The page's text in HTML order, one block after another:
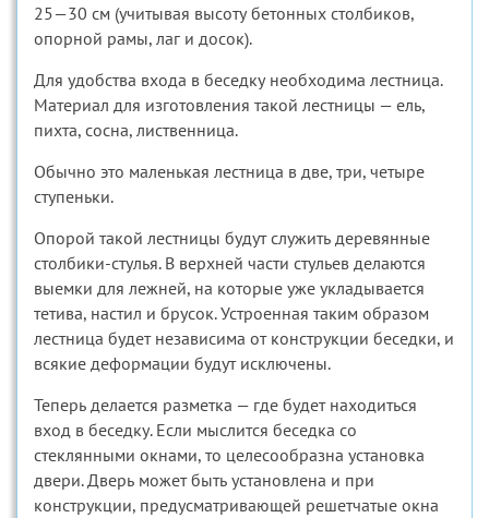
25—30 см (учитывая высоту бетонных столбиков,
опорной рамы, лаг и досок).
Для удобства входа в беседку необходима лестница.
Материал для изготовления такой лестницы — ель,
пихта, сосна, лиственница.
Обычно это маленькая лестница в две, три, четыре
ступеньки.
Опорой такой лестницы будут служить деревянные
столбики-стулья. В верхней части стульев делаются
выемки для лежней, на которые уже укладывается
тетива, настил и брусок. Устроенная таким образом
лестница будет независима от конструкции беседки, и
всякие деформации будут исключены.
Теперь делается разметка — где будет находиться
вход в беседку. Если мыслится беседка со
стеклянными окнами, то целесообразна установка
двери. Дверь может быть установлена и при
конструкции, предусматривающей решетчатые окна